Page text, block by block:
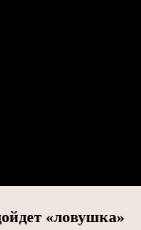
«ловушка»